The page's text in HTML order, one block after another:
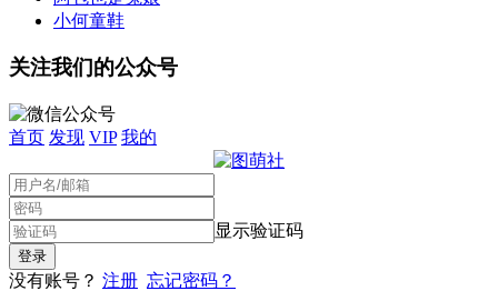
小何童鞋
关注我们的公众号
首页 发现 VIP 我的
显示验证码
没有账号？ 注册 忘记密码？